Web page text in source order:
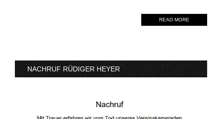
READ MORE
NACHRUF RÜDIGER HEYER